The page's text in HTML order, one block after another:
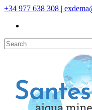
Skip
main
+34 977 638 308 |